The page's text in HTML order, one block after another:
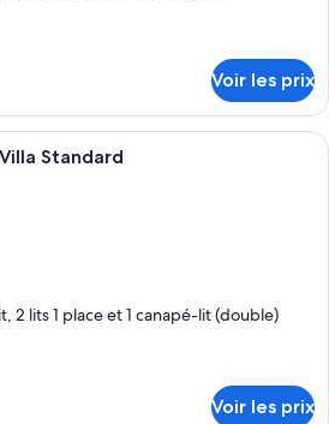
Voir les prix
Une chambre à coucher avec un lit,
Standard
2 lits 1 place et 1 canapé-lit (double)
Voir les prix